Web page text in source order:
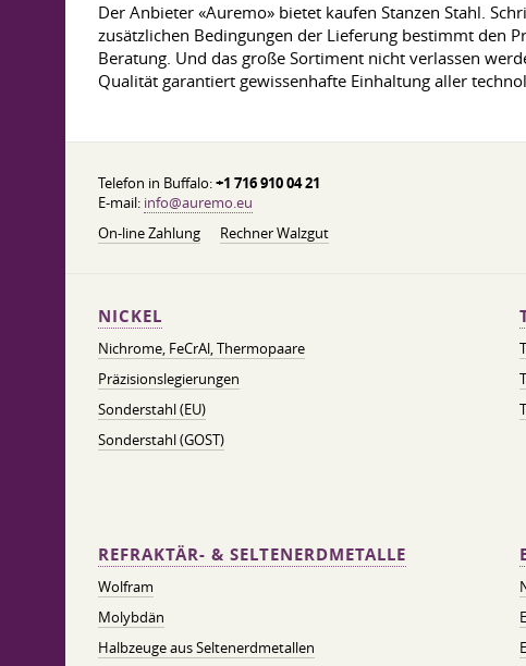
Der Anbieter «Auremo» bietet kaufen Stanzen Stahl.
zusätzlichen Bedingungen der Lieferung bestimmt den
Beratung. Und das große Sortiment nicht verlassen
Qualität garantiert gewissenhafte Einhaltung aller
Telefon in Buffalo:+1 716 910 04 21
E-mail: info@auremo.eu
On-line Zahlung
Rechner Walzgut
NICKEL
Nichrome, FeСrAl, ​​Thermopaare
Präzisionslegierungen
Sonderstahl (EU)
Sonderstahl (GOST)
REFRAKTÄR- & SELTENERDMETALLE
Wolfram
Molybdän
Halbzeuge aus Seltenerdmetallen